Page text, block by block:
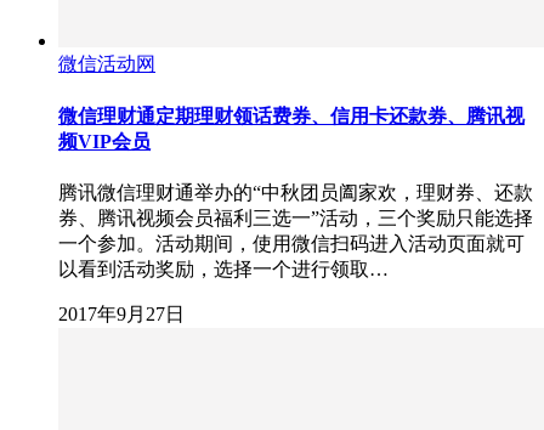
微信活动网
微信理财通定期理财领话费券、信用卡还款券、腾讯视
频VIP会员
腾讯微信理财通举办的“中秋团员阖家欢，理财券、还款
券、腾讯视频会员福利三选一”活动，三个奖励只能选择
一个参加。活动期间，使用微信扫码进入活动页面就可
以看到活动奖励，选择一个进行领取…
2017年9月27日